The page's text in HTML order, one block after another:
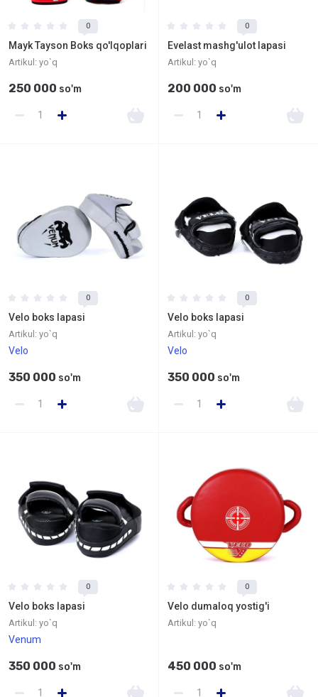
0
Mayk Tayson Boks qo'lqoplari
Artikul: yo`q
250 000 so'm
0
Evelast mashg'ulot lapasi
Artikul: yo`q
200 000 so'm
0
Velo boks lapasi
Artikul: yo`q
Velo
350 000 so'm
0
Velo boks lapasi
Artikul: yo`q
Velo
350 000 so'm
0
Velo boks lapasi
Artikul: yo`q
Venum
350 000 so'm
0
Velo dumaloq yostig'i
Artikul: yo`q
450 000 so'm